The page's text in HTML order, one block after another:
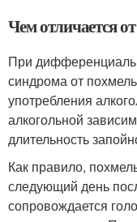
Чем отличается
При
синдрома от
употребления
алкогольной
длительность
Как правило,
следующий день
сопровождается